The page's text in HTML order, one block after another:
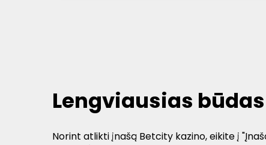
Lengviausias
Norint atlikti įnašą Betcity kazino, eikite į